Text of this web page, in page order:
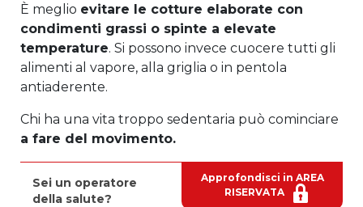
È meglio evitare le cotture elaborate con
condimenti grassi o spinte a elevate
temperature. Si possono invece cuocere tutti gli
alimenti al vapore, alla griglia o in pentola
antiaderente.
Chi ha una vita troppo sedentaria può cominciare
a fare del movimento.
Sei un operatore
della salute?
Approfondisci in AREA
RISERVATA